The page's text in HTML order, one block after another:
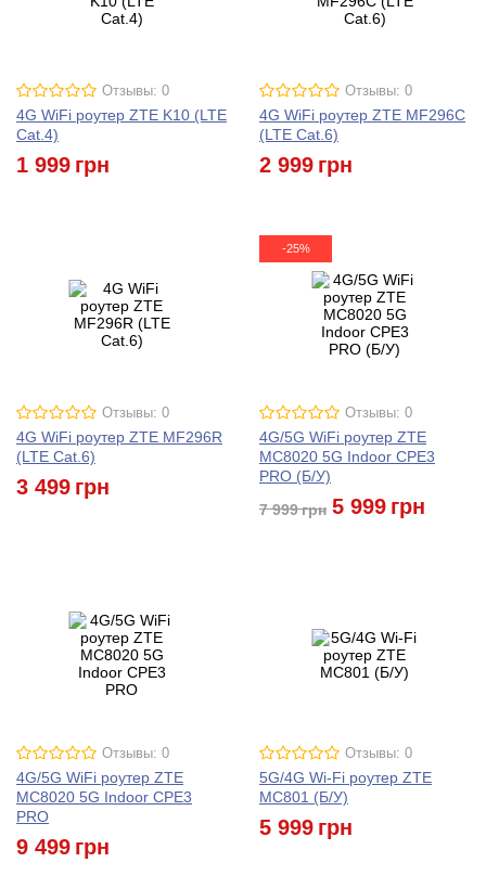
Отзывы: 0
4G WiFi роутер ZTE K10 (LTE
Cat.4)
1 999 грн
Отзывы: 0
4G WiFi роутер ZTE MF296C
(LTE Cat.6)
2 999 грн
Отзывы: 0
4G WiFi роутер ZTE MF296R
(LTE Cat.6)
3 499 грн
-25%
Отзывы: 0
4G/5G WiFi роутер ZTE
MC8020 5G Indoor CPE3
PRO (Б/У)
7 999грн 5 999 грн
Отзывы: 0
4G/5G WiFi роутер ZTE
MC8020 5G Indoor CPE3
PRO
9 499 грн
Отзывы: 0
5G/4G Wi-Fi роутер ZTE
MC801 (Б/У)
5 999 грн